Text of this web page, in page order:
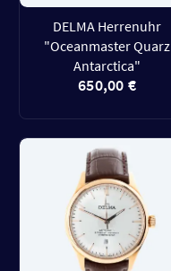
DELMA Herrenuhr
"Oceanmaster Quarz
Antarctica"
650,00 €